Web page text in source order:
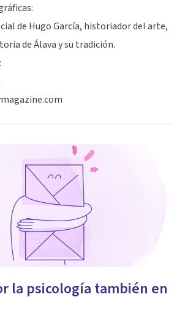
de Hugo García, historiador del arte,
de Álava y su tradición.
la psicología también en